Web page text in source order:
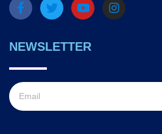
NEWSLETTER